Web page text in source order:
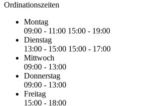
Ordinationszeiten
Montag
09:00 - 11:00 15:00 - 19:00
Dienstag
13:00 - 15:00 15:00 - 17:00
Mittwoch
09:00 - 13:00
Donnerstag
09:00 - 13:00
Freitag
15:00 - 18:00